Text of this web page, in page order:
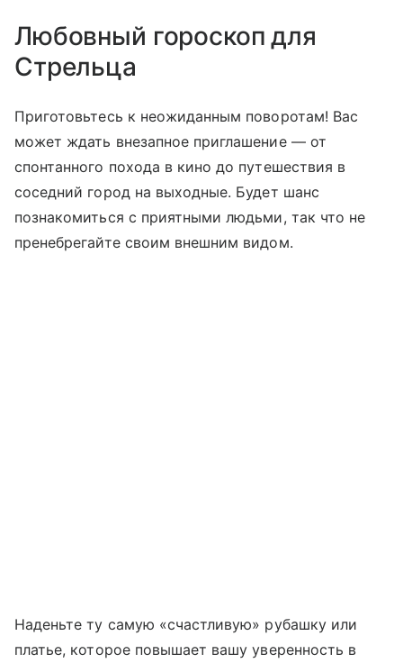
Любовный гороскоп для
Стрельца
Приготовьтесь к неожиданным поворотам! Вас
может ждать внезапное приглашение — от
спонтанного похода в кино до путешествия в
соседний город на выходные. Будет шанс
познакомиться с приятными людьми, так что не
пренебрегайте своим внешним видом.
Наденьте ту самую «счастливую» рубашку или
платье, которое повышает вашу уверенность в